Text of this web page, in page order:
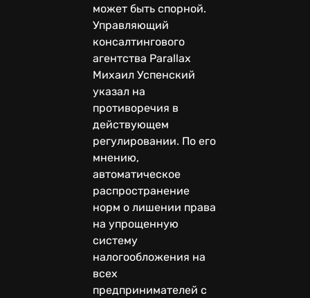
может быть спорной.
Управляющий
консалтингового
агентства Parallax
Михаил Успенский
указал на
противоречия в
действующем
регулировании. По его
мнению,
автоматическое
распространение
норм о лишении права
на упрощенную
систему
налогообложения на
всех
предпринимателей с